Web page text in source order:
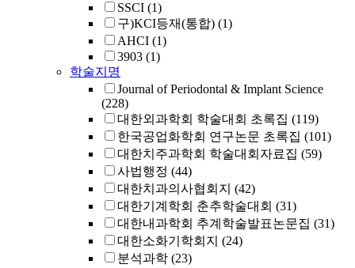
SSCI (1)
구)KCI등재(통합) (1)
AHCI (1)
3903 (1)
학술지명
Journal of Periodontal & Implant Science
(228)
대한외과학회 학술대회 초록집 (119)
한국공업화학회 연구논문 초록집 (101)
대한치주과학회 학술대회자료집 (59)
사법행정 (44)
대한치과의사협회지 (42)
대한기계학회 춘추학술대회 (31)
대한내과학회 추계학술발표논문집 (31)
대한소화기학회지 (24)
분석과학 (23)